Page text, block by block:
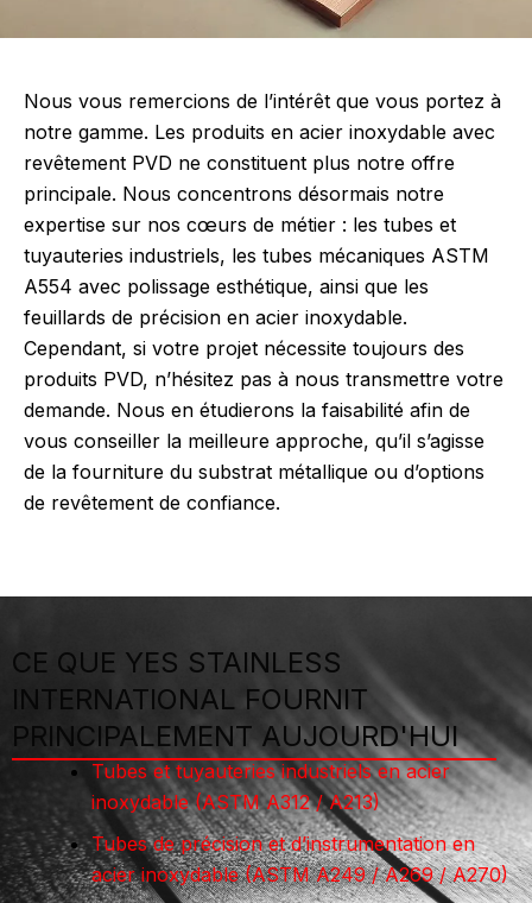
Nous vous remercions de l’intérêt que vous portez à
notre gamme. Les produits en acier inoxydable avec
revêtement PVD ne constituent plus notre offre
principale. Nous concentrons désormais notre
expertise sur nos cœurs de métier : les tubes et
tuyauteries industriels, les tubes mécaniques ASTM
A554 avec polissage esthétique, ainsi que les
feuillards de précision en acier inoxydable.
Cependant, si votre projet nécessite toujours des
produits PVD, n’hésitez pas à nous transmettre votre
demande. Nous en étudierons la faisabilité afin de
vous conseiller la meilleure approche, qu’il s’agisse
de la fourniture du substrat métallique ou d’options
de revêtement de confiance.
CE QUE YES STAINLESS
INTERNATIONAL FOURNIT
PRINCIPALEMENT AUJOURD'HUI
Tubes et tuyauteries industriels en acier
inoxydable (ASTM A312 / A213)
Tubes de précision et d’instrumentation en
acier inoxydable (ASTM A249 / A269 / A270)